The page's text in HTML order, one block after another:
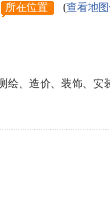
所在位置 (查看地
绘、造价、装饰、